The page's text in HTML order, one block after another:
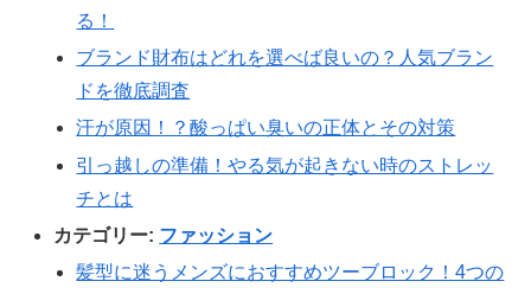
る！
ブランド財布はどれを選べば良いの？人気ブラン
ドを徹底調査
汗が原因！？酸っぱい臭いの正体とその対策
引っ越しの準備！やる気が起きない時のストレッ
チとは
カテゴリー: ファッション
髪型に迷うメンズにおすすめツーブロック！4つの